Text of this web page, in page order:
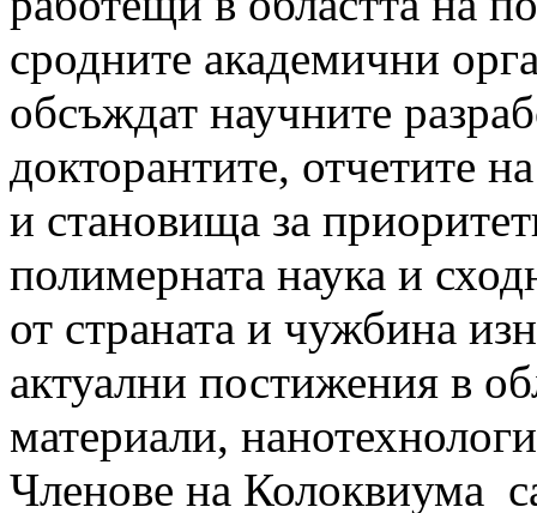
сродните академични
обсъждат научните
докторантите, отчетите
и становища за
полимерната наука и
от страната и чужбина
актуални постижения в
материали,
Членове на Колоквиума